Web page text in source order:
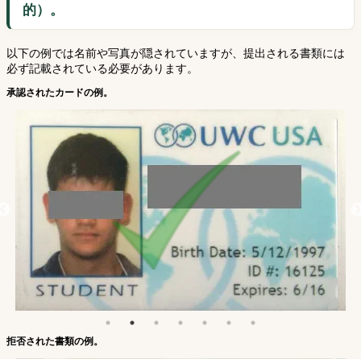
的）。
以下の例では名前や写真が隠されていますが、提出される書類には
必ず記載されている必要があります。
承認されたカードの例。
拒否された書類の例。